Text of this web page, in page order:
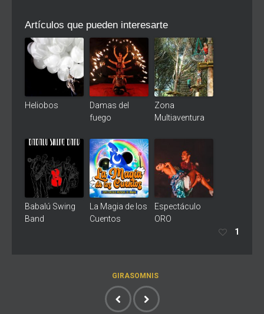
Artículos que pueden interesarte
Heliobos
Damas del
fuego
Zona
Multiaventura
Babalú Swing
Band
La Magia de los
Cuentos
Espectáculo
ORO
1
GIRASOMNIS